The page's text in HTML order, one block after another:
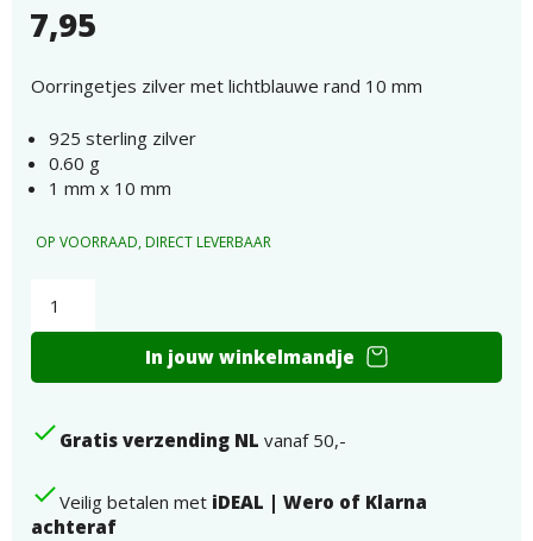
7,95
Oorringetjes zilver met lichtblauwe rand 10 mm
925 sterling zilver
0.60 g
1 mm x 10 mm
OP VOORRAAD, DIRECT LEVERBAAR
10mm
zilver
lichtblauw
meisjes
In jouw winkelmandje
Gratis verzending NL vanaf 50,-
Veilig betalen met iDEAL | Wero of Klarna
achteraf